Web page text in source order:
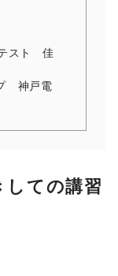
スト 佳
神戸電
しての講習